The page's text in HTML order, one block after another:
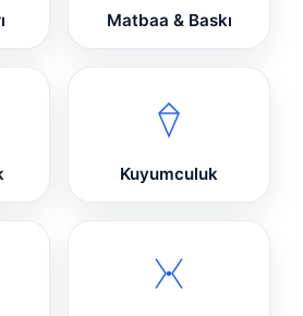
Matbaa & Baskı
Kuyumculuk